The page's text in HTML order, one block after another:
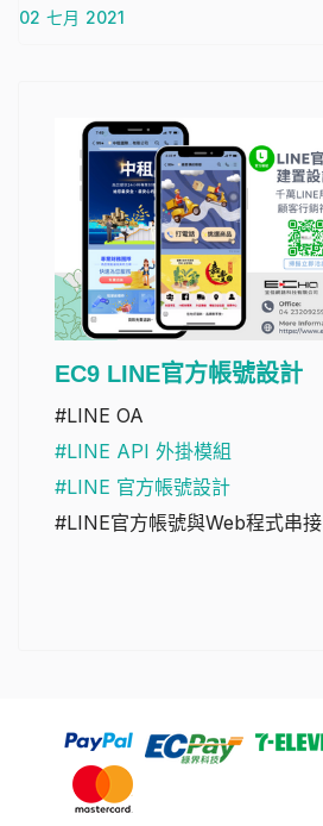
02 七月 2021
EC9 LINE官方帳號設計
#LINE OA
#LINE API 外掛模組
#LINE 官方帳號設計
#LINE官方帳號與Web程式串接